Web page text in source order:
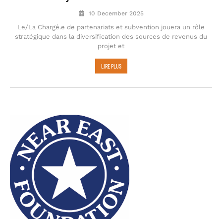
10 December 2025
Le/La Chargé.e de partenariats et subvention jouera un rôle
stratégique dans la diversification des sources de revenus du
projet et
LIRE PLUS